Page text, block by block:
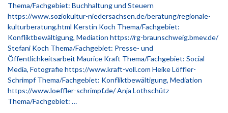
Thema/Fachgebiet: Buchhaltung und Steuern
https://www.soziokultur-niedersachsen.de/beratung/regionale-
kulturberatung.html Kerstin Koch Thema/Fachgebiet:
Konfliktbewältigung, Mediation https://rg-braunschweig.bmev.de/
Stefani Koch Thema/Fachgebiet: Presse- und
Öffentlichkeitsarbeit Maurice Kraft Thema/Fachgebiet: Social
Media, Fotografie https://www.kraft-voll.com Heike Löffler-
Schrimpf Thema/Fachgebiet: Konfliktbewältigung, Mediation
https://www.loeffler-schrimpf.de/ Anja Lothschütz
Thema/Fachgebiet: …